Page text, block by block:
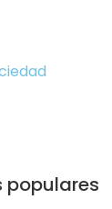
populares